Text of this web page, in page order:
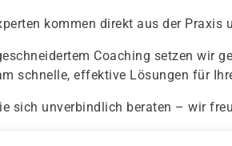
kommen direkt aus der
Coaching setzen wir
schnelle, effektive Lösungen für
sich unverbindlich beraten – wir